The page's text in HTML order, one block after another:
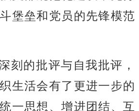
堡垒和党员的先锋模范
刻的批评与自我批评，
生活会有了更进一步的
一思想、增进团结、互